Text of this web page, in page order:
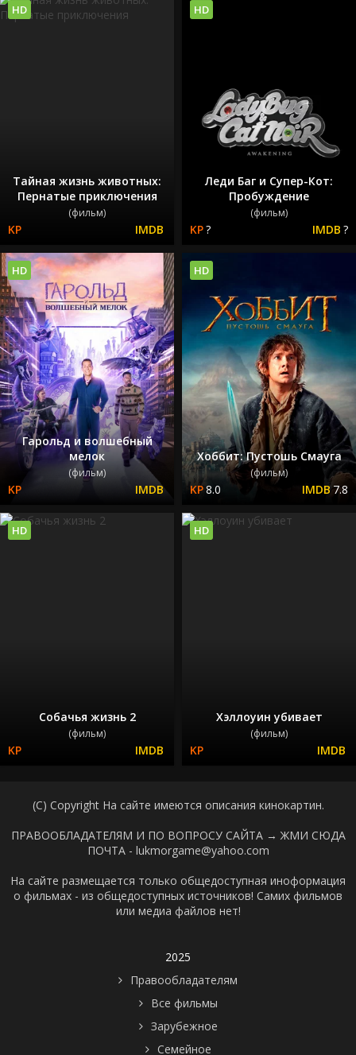
Тайная жизнь животных:
Пернатые приключения
(фильм)
HD
Леди Баг и Супер-Кот:
Пробуждение
(фильм)
? ?
HD
Гарольд и волшебный
мелок
(фильм)
HD
Хоббит: Пустошь Смауга
(фильм)
8.0 7.8
HD
Собачья жизнь 2
(фильм)
HD
Хэллоуин убивает
(фильм)
HD
(C) Copyright На сайте имеются описания кинокартин.
ПРАВООБЛАДАТЕЛЯМ И ПО ВОПРОСУ САЙТА → ЖМИ СЮДА
ПОЧТА - lukmorgame@yahoo.com
На сайте размещается только общедоступная иноформация
о фильмах - из общедоступных источников! Самих фильмов
или медиа файлов нет!
2025
Правообладателям
Все фильмы
Зарубежное
Семейное